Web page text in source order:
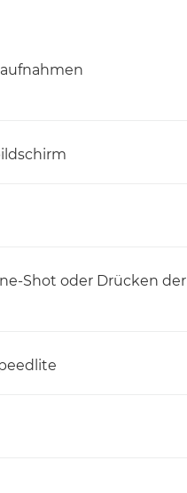
Shot oder Drücken der